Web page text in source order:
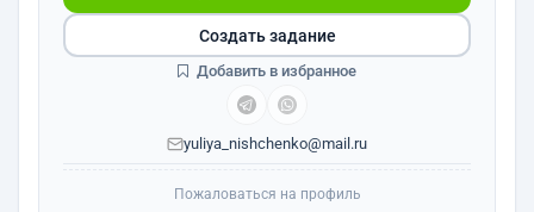
yuliya_nishchenko@mail.ru
Создать задание
Добавить в избранное
Пожаловаться на профиль